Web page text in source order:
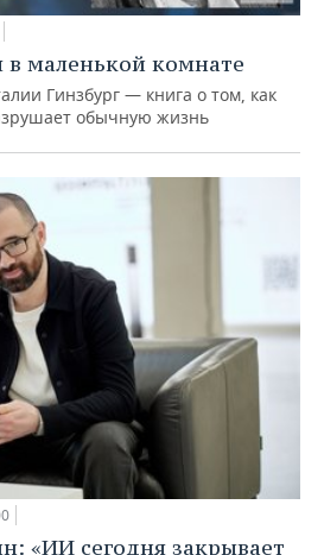
в маленькой комнате
Гинзбург — книга о том, как
обычную жизнь
«ИИ сегодня закрывает